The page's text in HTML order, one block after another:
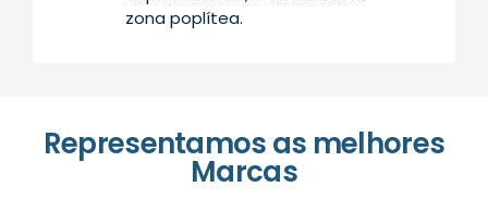
zona poplítea.
Representamos as melhores
Marcas